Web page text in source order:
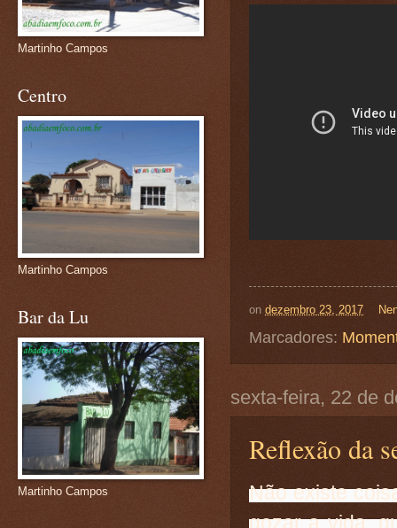
on dezembro 23, 2017
Marcadores:
sexta-feira, 22 de
Reflexão da
Não existe
gozar a vida,
Martinho Campos
Centro
Martinho Campos
Bar da Lu
Martinho Campos